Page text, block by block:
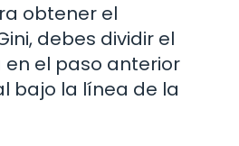
obtener el
debes dividir el
el paso anterior
bajo la línea de la